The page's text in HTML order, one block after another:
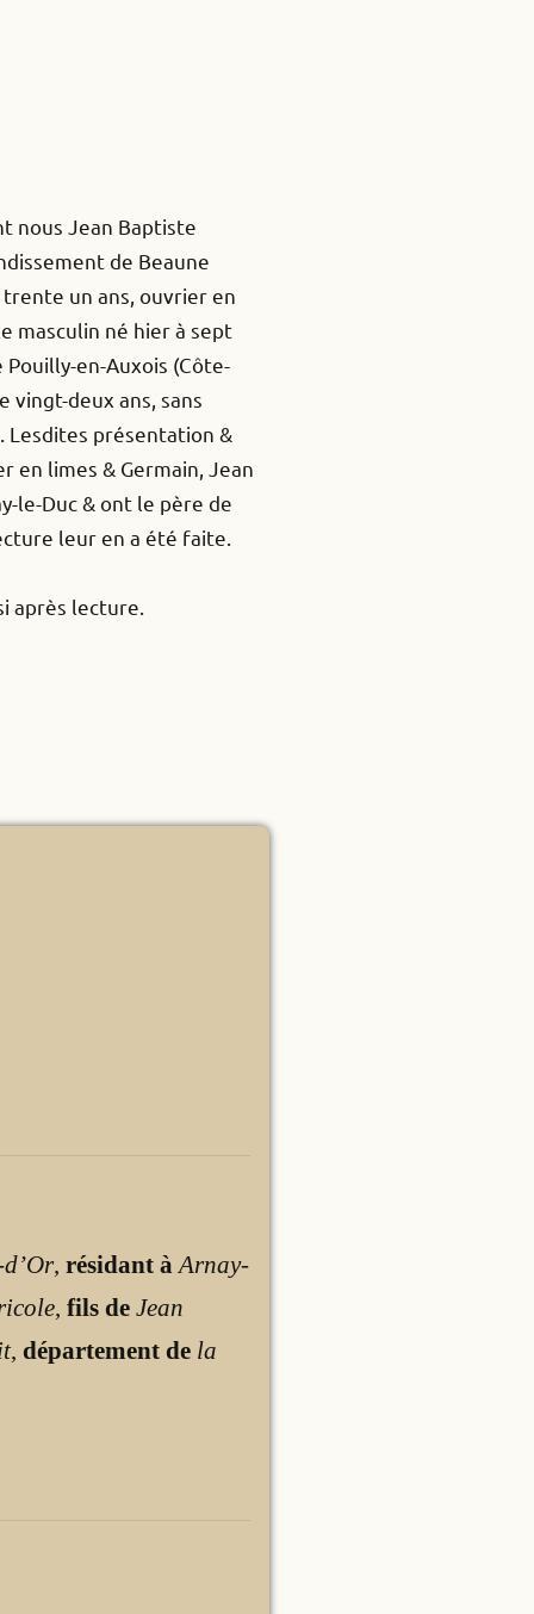
nous Jean Baptiste
de Beaune
un ans, ouvrier en
masculin né hier à sept
en-Auxois (Côte-
vingt-deux ans, sans
. Lesdites présentation &
en limes & Germain, Jean
le-Duc & ont le père de
leur en a été faite.
après lecture.
, résidant à Arnay-
fils de Jean
, département de la